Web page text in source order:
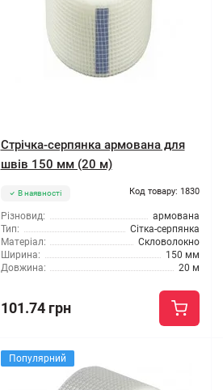
Стрічка-серпянка армована для
швів 150 мм (20 м)
В наявності Код товару: 1830
Різновид:
армована
Тип:
Сітка-серпянка
Матеріал:
Скловолокно
Ширина:
150 мм
Довжина:
20 м
101.74 грн
Популярний